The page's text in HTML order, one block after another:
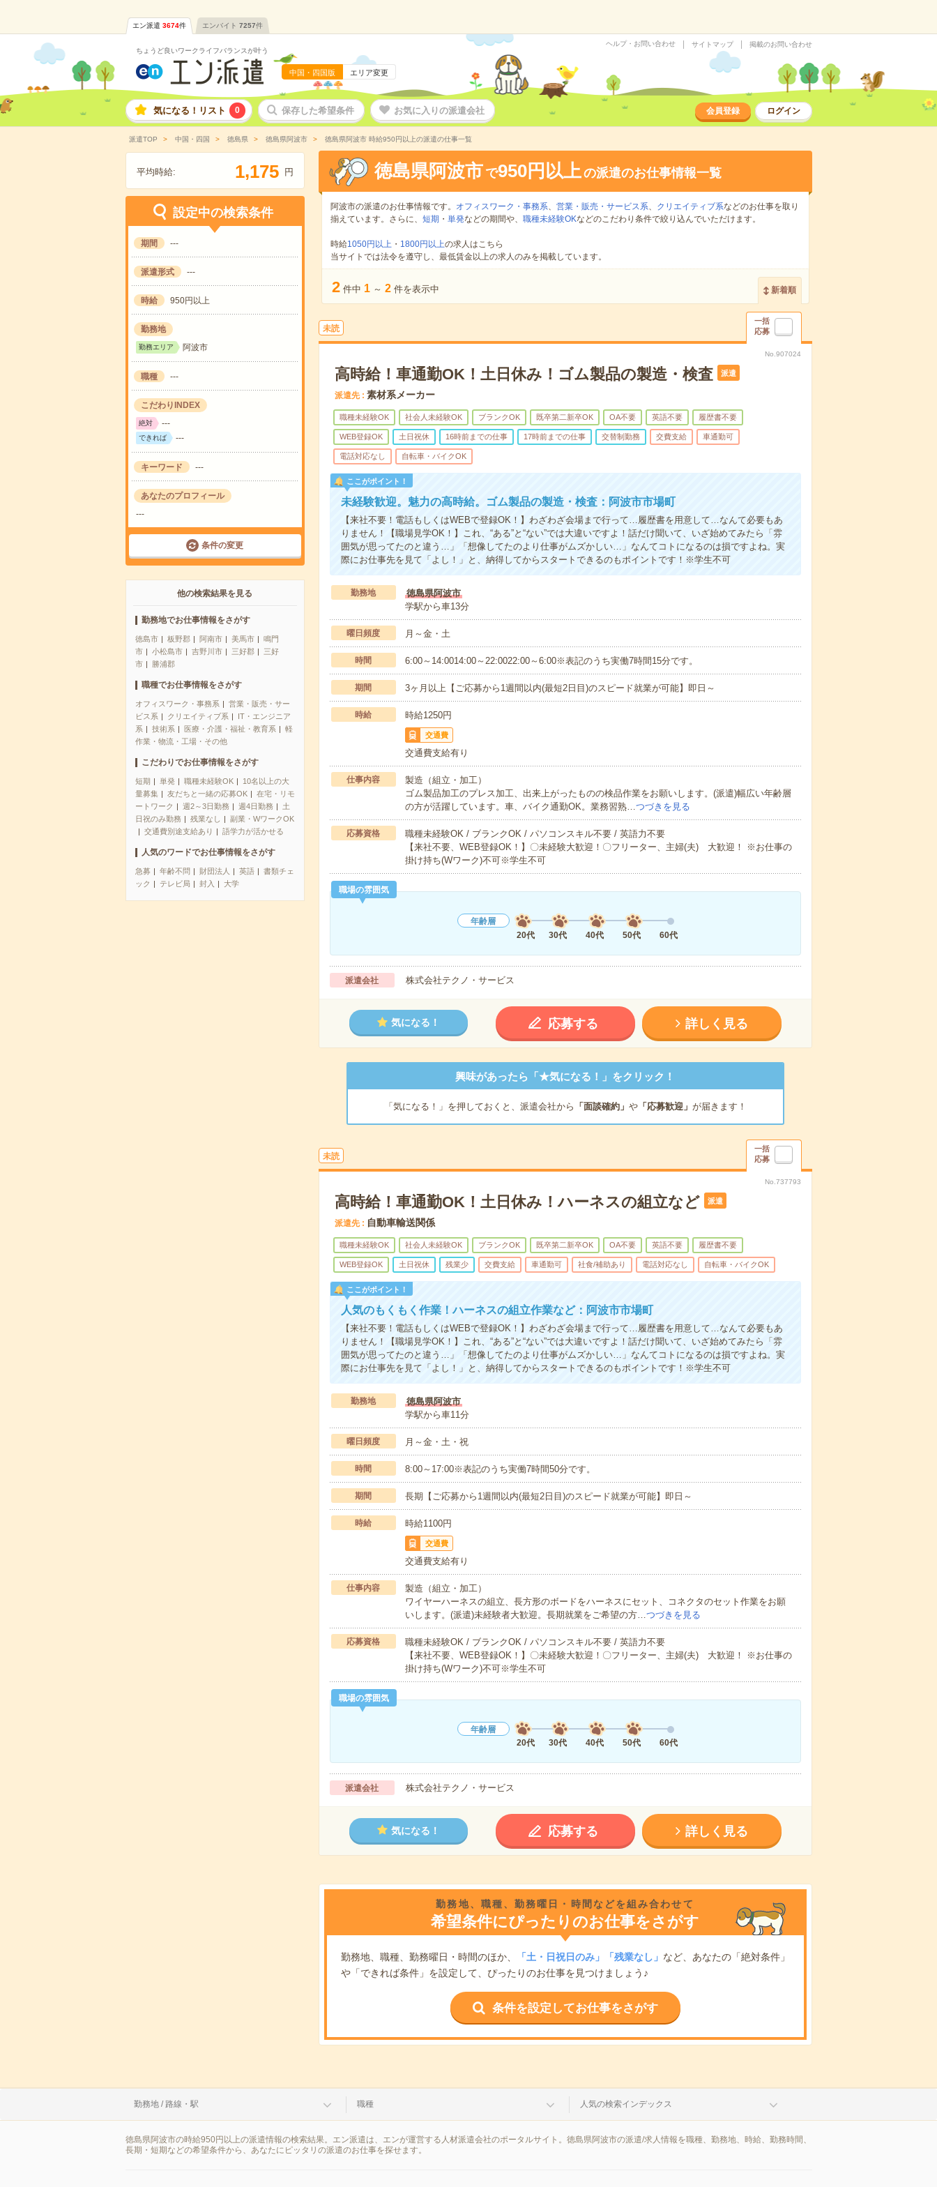
エン派遣 3674件 エンバイト 7257件
ちょうど良いワークライフバランスが叶う
中国・四国版 エリア変更
ヘルプ・お問い合わせ サイトマップ 掲載のお問い合わせ
気になる！リスト 0 保存した希望条件 お気に入りの派遣会社 会員登録 ログイン
派遣TOP 中国・四国 徳島県 徳島県阿波市 徳島県阿波市 時給950円以上の派遣の仕事一覧
平均時給: 1,175 円
設定中の検索条件
期間 ---
派遣形式 ---
時給 950円以上
勤務地
勤務エリア 阿波市
職種 ---
こだわりINDEX
絶対 ---
できれば ---
キーワード ---
あなたのプロフィール
---
条件の変更
他の検索結果を見る
勤務地でお仕事情報をさがす
徳島市 板野郡 阿南市 美馬市
鳴門
市
小松島市 吉野川市 三好郡
三好
市
勝浦郡
職種でお仕事情報をさがす
オフィスワーク・事務系
営業・販売・サー
ビス系
クリエイティブ系
IT・エンジニア
系
技術系 医療・介護・福祉・教育系
軽
作業・物流・工場・その他
こだわりでお仕事情報をさがす
短期 単発 職種未経験OK
10名以上の大
量募集
友だちと一緒の応募OK
在宅・リモ
ートワーク
週2～3日勤務 週4日勤務
土
日祝のみ勤務
残業なし
副業・WワークOK
交通費別途支給あり
語学力が活かせる
人気のワードでお仕事情報をさがす
急募 年齢不問 財団法人 英語
書類チェ
ック
テレビ局 封入 大学
徳島県阿波市 で950円以上の派遣のお仕事情報一覧
阿波市の派遣のお仕事情報です。 オフィスワーク・事務系、 営業・販売・サービス系、 クリエイティブ系などのお仕事を取り
揃えています。さらに、 短期 ・ 単発などの期間や、 職種未経験OKなどのこだわり条件で絞り込んでいただけます。
時給1050円以上・ 1800円以上の求人はこちら
当サイトでは法令を遵守し、最低賃金以上の求人のみを掲載しています。
2 件中 1 ～ 2 件を表示中 新着順
未読
一括
応募
No.907024
高時給！車通勤OK！土日休み！ゴム製品の製造・検査 派遣
派遣先 素材系メーカー
職種未経験OK 社会人未経験OK ブランクOK 既卒第二新卒OK OA不要 英語不要 履歴書不要
WEB登録OK 土日祝休 16時前までの仕事 17時前までの仕事 交替制勤務 交費支給 車通勤可
電話対応なし 自転車・バイクOK
ここがポイント！
未経験歓迎。魅力の高時給。ゴム製品の製造・検査：阿波市市場町
【来社不要！電話もしくはWEBで登録OK！】わざわざ会場まで行って…履歴書を用意して…なんて必要もあ
りません！【職場見学OK！】これ、“ある”と“ない”では大違いですよ！話だけ聞いて、いざ始めてみたら「雰
囲気が思ってたのと違う…」「想像してたのより仕事がムズかしい…」なんてコトになるのは損ですよね。実
際にお仕事先を見て「よし！」と、納得してからスタートできるのもポイントです！※学生不可
勤務地
徳島県阿波市
学駅から車13分
曜日頻度 月～金・土
時間 6:00～14:0014:00～22:0022:00～6:00※表記のうち実働7時間15分です。
期間 3ヶ月以上【ご応募から1週間以内(最短2日目)のスピード就業が可能】即日～
時給 時給1250円
交通費
交通費支給有り
仕事内容
製造（組立・加工）
ゴム製品加工のプレス加工、出来上がったものの検品作業をお願いします。(派遣)幅広い年齢層
の方が活躍しています。車、バイク通勤OK。業務習熟…つづきを見る
応募資格
職種未経験OK / ブランクOK / パソコンスキル不要 / 英語力不要
【来社不要、WEB登録OK！】〇未経験大歓迎！〇フリーター、主婦(夫) 大歓迎！ ※お仕事の
掛け持ち(Wワーク)不可※学生不可
職場の雰囲気
年齢層
20代
30代 40代 50代 60代
派遣会社 株式会社テクノ・サービス
気になる！ 応募する 詳しく見る
興味があったら「★気になる！」をクリック！
「気になる！」を押しておくと、派遣会社から 「面談確約」 や「応募歓迎」 が届きます！
未読
一括
応募
No.737793
高時給！車通勤OK！土日休み！ハーネスの組立など 派遣
派遣先 自動車輸送関係
職種未経験OK 社会人未経験OK ブランクOK 既卒第二新卒OK OA不要 英語不要 履歴書不要
WEB登録OK 土日祝休 残業少 交費支給 車通勤可 社食/補助あり 電話対応なし 自転車・バイクOK
ここがポイント！
人気のもくもく作業！ハーネスの組立作業など：阿波市市場町
【来社不要！電話もしくはWEBで登録OK！】わざわざ会場まで行って…履歴書を用意して…なんて必要もあ
りません！【職場見学OK！】これ、“ある”と“ない”では大違いですよ！話だけ聞いて、いざ始めてみたら「雰
囲気が思ってたのと違う…」「想像してたのより仕事がムズかしい…」なんてコトになるのは損ですよね。実
際にお仕事先を見て「よし！」と、納得してからスタートできるのもポイントです！※学生不可
勤務地
徳島県阿波市
学駅から車11分
曜日頻度 月～金・土・祝
時間 8:00～17:00※表記のうち実働7時間50分です。
期間 長期【ご応募から1週間以内(最短2日目)のスピード就業が可能】即日～
時給 時給1100円
交通費
交通費支給有り
仕事内容
製造（組立・加工）
ワイヤーハーネスの組立、長方形のボードをハーネスにセット、コネクタのセット作業をお願
いします。(派遣)未経験者大歓迎。長期就業をご希望の方… つづきを見る
応募資格
職種未経験OK / ブランクOK / パソコンスキル不要 / 英語力不要
【来社不要、WEB登録OK！】〇未経験大歓迎！〇フリーター、主婦(夫) 大歓迎！ ※お仕事の
掛け持ち(Wワーク)不可※学生不可
職場の雰囲気
年齢層
20代
30代 40代 50代 60代
派遣会社 株式会社テクノ・サービス
気になる！ 応募する 詳しく見る
勤務地、職種、勤務曜日・時間などを組み合わせて
希望条件にぴったりのお仕事をさがす
勤務地、職種、勤務曜日・時間のほか、 「土・日祝日のみ」「残業なし」 など、あなたの「絶対条件」
や「できれば条件」を設定して、ぴったりのお仕事を見つけましょう♪
条件を設定してお仕事をさがす
勤務地 / 路線・駅 職種 人気の検索インデックス
徳島県阿波市の時給950円以上の派遣情報の検索結果。エン派遣は、エンが運営する人材派遣会社のポータルサイト。徳島県阿波市の派遣/求人情報を職種、勤務地、時給、勤務時間、
長期・短期などの希望条件から、あなたにピッタリの派遣のお仕事を探せます。